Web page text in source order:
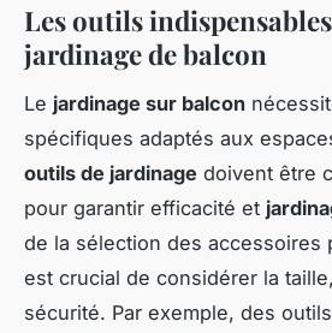
Les outils
jardinage de balcon
Le jardinage sur balcon
spécifiques adaptés aux
outils de jardinage doivent être
pour garantir efficacité et
de la sélection des accessoires
est crucial de considérer la
sécurité. Par exemple, des